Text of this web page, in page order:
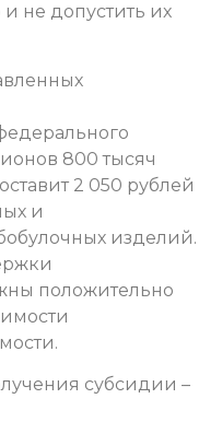
не допустить их
800 тысяч
2 050 рублей
и
изделий.
положительно
субсидии –